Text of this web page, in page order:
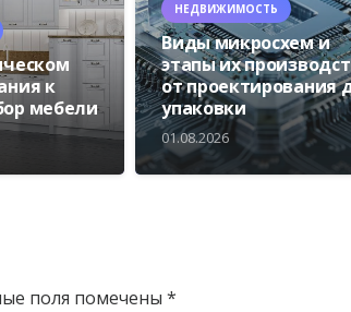
к
мебели
НЕДВИЖИМОСТЬ
Виды микросхем и
этапы их
от проектирования
упаковки
01.08.2026
поля помечены *